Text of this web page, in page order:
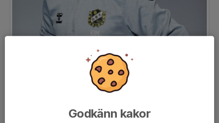
Godkänn kakor